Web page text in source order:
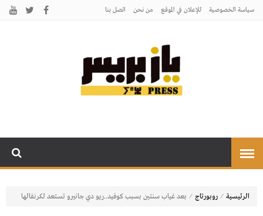
سياسة الخصوصية للإعلان في الموقع من نحن اتصل بنـا
الرئيسية ⁄ روبورتاج ⁄ بعد غياب سنتين بسبب كوفيد..ريو دي جانيرو تستعد لكرنفالها